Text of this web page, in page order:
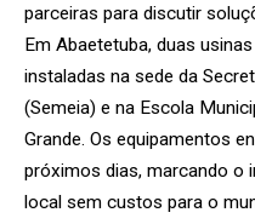
parceiras para discutir
Em Abaetetuba, duas
instaladas na sede da
(Semeia) e na Escola
Grande. Os equipamentos
próximos dias, marcando o
local sem custos para o